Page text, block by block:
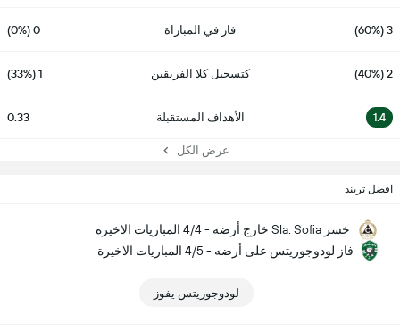
3 (60%) فاز في المباراة 0 (0%)
2 (40%) كتسجيل كلا الفريقين 1 (33%)
1.4 الأهداف المستقبلة 0.33
عرض الكل
افضل تريند
خسر Sla. Sofia خارج أرضه - 4/4 المباريات الاخيرة
فاز لودوجوريتس على أرضه - 4/5 المباريات الاخيرة
لودوجوريتس يفوز